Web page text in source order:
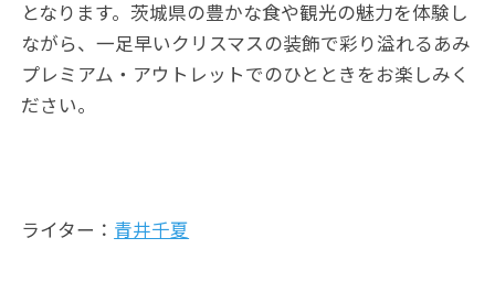
となります。茨城県の豊かな食や観光の魅力を体験し
ながら、一足早いクリスマスの装飾で彩り溢れるあみ
プレミアム・アウトレットでのひとときをお楽しみく
ださい。
ライター： 青井千夏